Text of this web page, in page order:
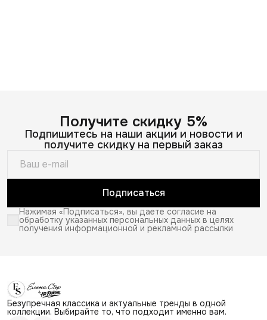
Получите скидку 5%
Подпишитесь на наши акции и новости и
получите скидку на первый заказ
Подписаться
Нажимая «Подписаться», вы даете согласие на
обработку указанных персональных данных в целях
получения информационной и рекламной рассылки
Безупречная классика и актуальные тренды в одной
коллекции. Выбирайте то, что подходит именно вам.